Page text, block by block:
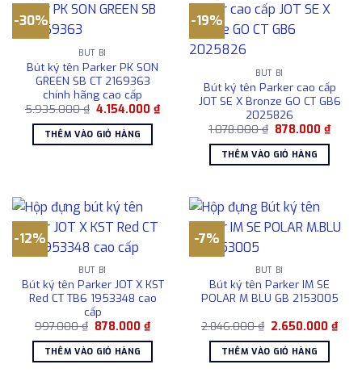
-30%
BÚT BI
Bút ký tên Parker PK SON
GREEN SB CT 2169363
chính hãng cao cấp
5.935.000₫ Giá
là:
5.935.000 ₫.
4.154.000₫Giá
hiện
4.154.000 ₫.
THÊM VÀO GIỎ HÀNG
-19%
BÚT BI
Bút ký tên Parker cao cấp
JOT SE X Bronze GO CT GB6
2025826
1.078.000₫ Giá
là:
1.078.000 ₫.
878.000₫Giá
hiện
THÊM VÀO GIỎ HÀNG
-12%
BÚT BI
Bút ký tên Parker JOT X KST
Red CT TB6 1953348 cao
cấp
997.000₫ Giá
là:
997.000 ₫.
878.000₫Giá
hiện
tại
878.000 ₫.
THÊM VÀO GIỎ HÀNG
-7%
BÚT BI
Bút ký tên Parker IM SE
POLAR M BLU GB 2153005
2.846.000₫ Giá
là:
2.846.000 ₫.
2.650.000₫Giá
hiện
THÊM VÀO GIỎ HÀNG